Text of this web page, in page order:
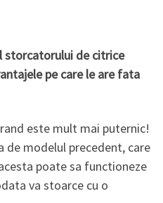
storcatorului de citrice
pe care le are fata
este mult mai puternic!
de modelul precedent, care
poate sa functioneze
va stoarce cu o